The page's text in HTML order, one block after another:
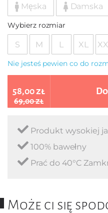
Męska Damska
Wybierz rozmiar
S M L XL
Nie jesteś pewien co do
58,00 zł
69,00 zł
Produkt wysokiej
100% bawełny
Prać do 40°C
Może ci się